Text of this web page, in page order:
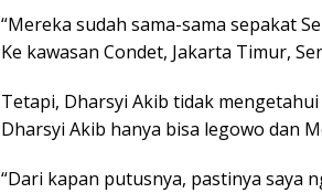
“Mereka sudah sama-sama sepakat
Ke kawasan Condet, Jakarta Timur,
Tetapi, Dharsyi Akib tidak
Dharsyi Akib hanya bisa legowo dan
“Dari kapan putusnya, pastinya saya